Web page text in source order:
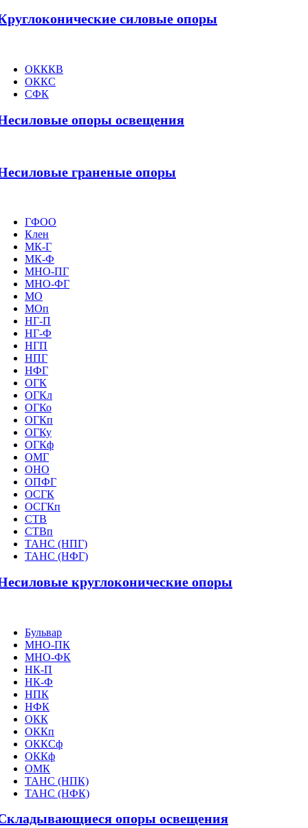
силовые опоры
ОКККВ
ОККС
СФК
опоры освещения
граненые опоры
ГФОО
Клен
МК-Г
МК-Ф
МНО-ПГ
МНО-ФГ
МО
МОп
НГ-П
НГ-Ф
НГП
НПГ
НФГ
ОГК
ОГКл
ОГКо
ОГКп
ОГКу
ОГКф
ОМГ
ОНО
ОПФГ
ОСГК
ОСГКп
СТВ
СТВп
ТАНС (НПГ)
ТАНС (НФГ)
круглоконические опоры
Бульвар
МНО-ПК
МНО-ФК
НК-П
НК-Ф
НПК
НФК
ОКК
ОККп
ОККСф
ОККф
ОМК
ТАНС (НПК)
ТАНС (НФК)
опоры освещения